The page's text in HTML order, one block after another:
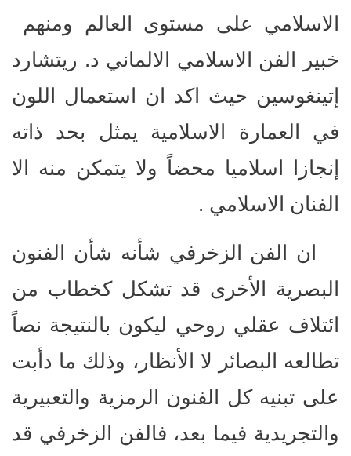
الاسلامي على مستوى العالم ومنهم
خبير الفن الاسلامي الالماني د. ريتشارد
إتينغوسين حيث اكد ان استعمال اللون
في العمارة الاسلامية يمثل بحد ذاته
إنجازا اسلاميا محضاً ولا يتمكن منه الا
الفنان الاسلامي .
ان الفن الزخرفي شأنه شأن الفنون
البصرية الأخرى قد تشكل كخطاب من
ائتلاف عقلي روحي ليكون بالنتيجة نصاً
تطالعه البصائر لا الأنظار، وذلك ما دأبت
على تبنيه كل الفنون الرمزية والتعبيرية
والتجريدية فيما بعد، فالفن الزخرفي قد